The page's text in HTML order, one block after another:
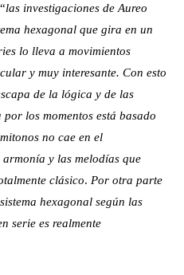
las investigaciones de Aureo
hexagonal que gira en un
lo lleva a movimientos
y muy interesante. Con esto
de la lógica y de las
los momentos está basado
no cae en el
y las melodías que
clásico. Por otra parte
hexagonal según las
serie es realmente